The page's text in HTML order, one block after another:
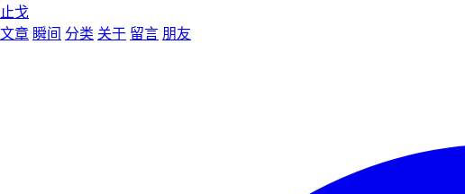
止戈
文章 瞬间 分类 关于 留言 朋友